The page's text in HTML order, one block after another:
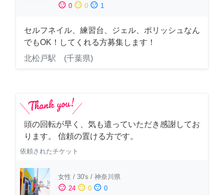
sentiment_satisfied 0 sentiment_neutral 0 sentiment_dissatisfied 1
セルフネイル、練習台、ジェル、ポリッシュなん
でもOK！してくれる方募集します！
北松戸駅 (千葉県)
頭の回転が早く、気も遣っていただき感謝してお
ります。 信頼の置ける方です。
依頼されたチケット
女性 / 30's / 神奈川県
sentiment_satisfied 24 sentiment_neutral 0 sentiment_dissatisfied 0